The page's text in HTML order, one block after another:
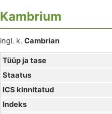
Kambrium
ingl. k. Cambrian
Tüüp ja tase
Staatus
ICS kinnitatud
Indeks